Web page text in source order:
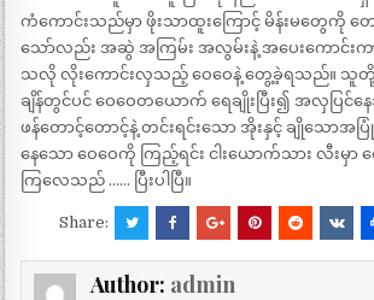
ကံကောင်းသည်မှာ ဖိုးသာထူးကြောင့် မိန်းမတွေကို တ
သော်လည်း အဆွဲ အကြမ်း အလွမ်းနဲ့ အပေးကောင်း
သလို လိုးကောင်းလှသည့် ဝေဝေနဲ့ တွေ့ခဲ့ရသည်။ သူတို့ န
ချိန်တွင်ပင် ဝေဝေတယောက် ရေချိုးပြီး၍ အလှပ
ဖန်တောင့်တောင့်နဲ့ တင်းရင်းသော အိုးနှင့် ချိုသောအပ
နေသော ဝေဝေကို ကြည့်ရင်း ငါးယောက်သား လီးမှာ
ကြလေသည် …… ပြီးပါပြီ။
Share:
Author: admin